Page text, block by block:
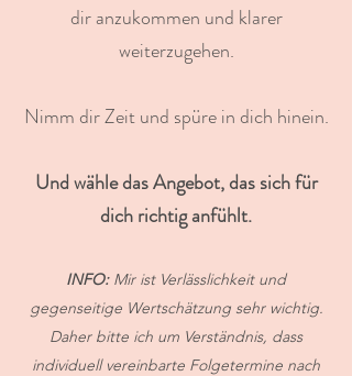
dir anzukommen und klarer
weiterzugehen.
Nimm dir Zeit und spüre in dich hinein.
Und wähle das Angebot, das sich für
dich richtig anfühlt.
INFO:Mir ist Verlässlichkeit und
gegenseitige Wertschätzung sehr wichtig.
Daher bitte ich um Verständnis, dass
individuell vereinbarte Folgetermine nach